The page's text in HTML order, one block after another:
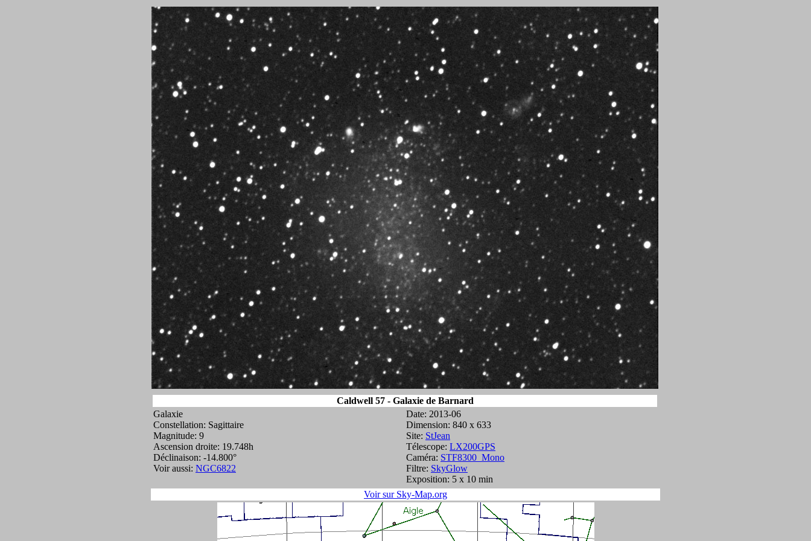
Caldwell 57 - Galaxie de Barnard
Galaxie
Constellation: Sagittaire
Magnitude: 9
Ascension droite: 19.748h
Déclinaison: -14.800°
Voir aussi: NGC6822
Date: 2013-06
Dimension: 840 x 633
Site: StJean
Télescope: LX200GPS
Caméra: STF8300_Mono
Filtre: SkyGlow
Exposition: 5 x 10 min
Voir sur Sky-Map.org